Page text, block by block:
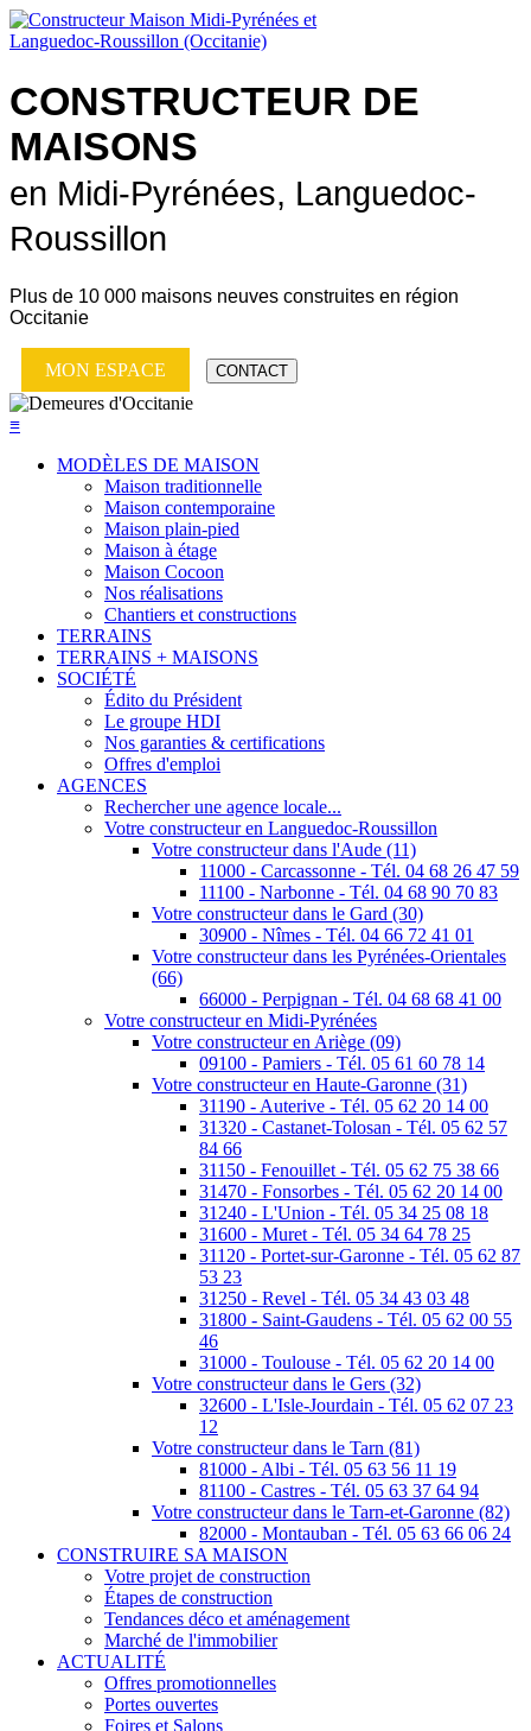
CONSTRUCTEUR DE
MAISONS
en Midi-Pyrénées, Languedoc-
Roussillon
Plus de 10 000 maisons neuves construites en région
Occitanie
MON ESPACE CONTACT
≡
MODÈLES DE MAISON
Maison traditionnelle
Maison contemporaine
Maison plain-pied
Maison à étage
Maison Cocoon
Nos réalisations
Chantiers et constructions
TERRAINS
TERRAINS + MAISONS
SOCIÉTÉ
Édito du Président
Le groupe HDI
Nos garanties & certifications
Offres d'emploi
AGENCES
Rechercher une agence locale...
Votre constructeur en Languedoc-Roussillon
Votre constructeur dans l'Aude (11)
11000 - Carcassonne - Tél. 04 68 26 47 59
11100 - Narbonne - Tél. 04 68 90 70 83
Votre constructeur dans le Gard (30)
30900 - Nîmes - Tél. 04 66 72 41 01
Votre constructeur dans les Pyrénées-Orientales
(66)
66000 - Perpignan - Tél. 04 68 68 41 00
Votre constructeur en Midi-Pyrénées
Votre constructeur en Ariège (09)
09100 - Pamiers - Tél. 05 61 60 78 14
Votre constructeur en Haute-Garonne (31)
31190 - Auterive - Tél. 05 62 20 14 00
31320 - Castanet-Tolosan - Tél. 05 62 57
84 66
31150 - Fenouillet - Tél. 05 62 75 38 66
31470 - Fonsorbes - Tél. 05 62 20 14 00
31240 - L'Union - Tél. 05 34 25 08 18
31600 - Muret - Tél. 05 34 64 78 25
31120 - Portet-sur-Garonne - Tél. 05 62 87
53 23
31250 - Revel - Tél. 05 34 43 03 48
31800 - Saint-Gaudens - Tél. 05 62 00 55
46
31000 - Toulouse - Tél. 05 62 20 14 00
Votre constructeur dans le Gers (32)
32600 - L'Isle-Jourdain - Tél. 05 62 07 23
12
Votre constructeur dans le Tarn (81)
81000 - Albi - Tél. 05 63 56 11 19
81100 - Castres - Tél. 05 63 37 64 94
Votre constructeur dans le Tarn-et-Garonne (82)
82000 - Montauban - Tél. 05 63 66 06 24
CONSTRUIRE SA MAISON
Votre projet de construction
Étapes de construction
Tendances déco et aménagement
Marché de l'immobilier
ACTUALITÉ
Offres promotionnelles
Portes ouvertes
Foires et Salons